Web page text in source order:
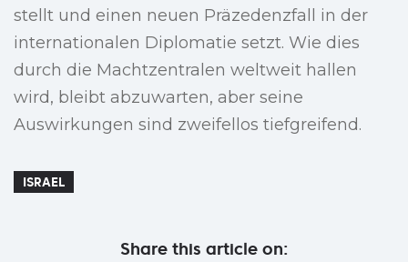
stellt und einen neuen Präzedenzfall in der
internationalen Diplomatie setzt. Wie dies
durch die Machtzentralen weltweit hallen
wird, bleibt abzuwarten, aber seine
Auswirkungen sind zweifellos tiefgreifend.
ISRAEL
Share this article on: